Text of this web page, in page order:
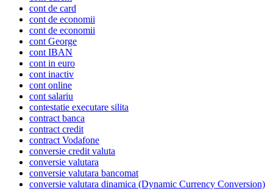
cont de card
cont de economii
cont de economii
cont George
cont IBAN
cont in euro
cont inactiv
cont online
cont salariu
contestatie executare silita
contract banca
contract credit
contract Vodafone
conversie credit valuta
conversie valutara
conversie valutara bancomat
conversie valutara dinamica (Dynamic Currency Conversion)